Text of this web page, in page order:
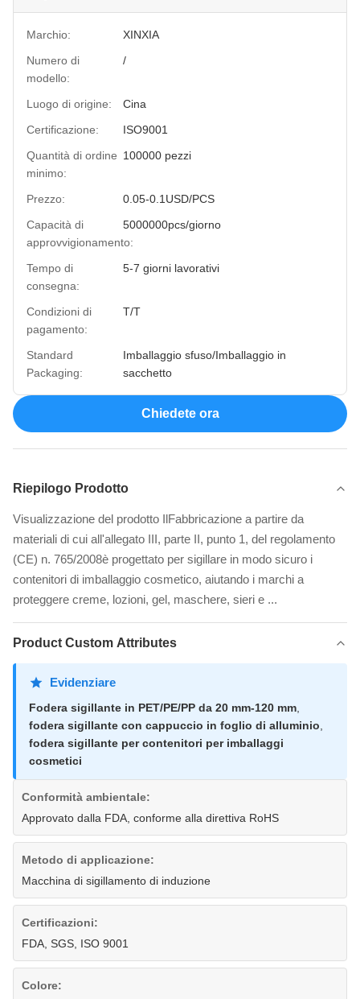
Marchio:
XINXIA
Numero di
modello:
/
Luogo di origine:
Cina
Certificazione:
ISO9001
Quantità di ordine
minimo:
100000 pezzi
Prezzo:
0.05-0.1USD/PCS
Capacità di
approvvigionamento:
5000000pcs/giorno
Tempo di
consegna:
5-7 giorni lavorativi
Condizioni di
pagamento:
T/T
Standard
Packaging:
Imballaggio sfuso/Imballaggio in
sacchetto
Chiedete ora
Riepilogo Prodotto
Visualizzazione del prodotto IlFabbricazione a partire da
materiali di cui all'allegato III, parte II, punto 1, del regolamento
(CE) n. 765/2008è progettato per sigillare in modo sicuro i
contenitori di imballaggio cosmetico, aiutando i marchi a
proteggere creme, lozioni, gel, maschere, sieri e ...
Product Custom Attributes
Evidenziare
Fodera sigillante in PET/PE/PP da 20 mm-120 mm
fodera sigillante con cappuccio in foglio di alluminio
fodera sigillante per contenitori per imballaggi
cosmetici
Conformità ambientale:
Approvato dalla FDA, conforme alla direttiva RoHS
Metodo di applicazione:
Macchina di sigillamento di induzione
Certificazioni:
FDA, SGS, ISO 9001
Colore: